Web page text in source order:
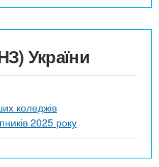
України
коледжів
2025 року